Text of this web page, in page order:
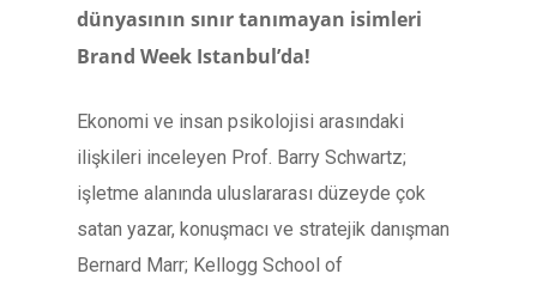
dünyasının sınır tanımayan isimleri
Brand Week Istanbul’da!
Ekonomi ve insan psikolojisi arasındaki
ilişkileri inceleyen Prof. Barry Schwartz;
işletme alanında uluslararası düzeyde çok
satan yazar, konuşmacı ve stratejik danışman
Bernard Marr; Kellogg School of